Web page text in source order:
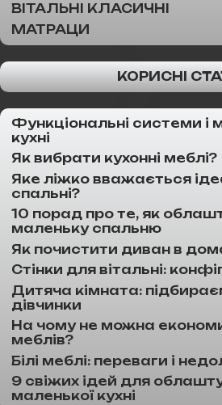
ВІТАЛЬНІ КЛАСИЧНІ
МАТРАЦИ
КОРИСНІ
Функціональні системи і
кухні
Як вибрати кухонні меблі?
Яке ліжко вважається
спальні?
10 порад про те, як
маленьку спальню
Як почистити диван в
Стінки для вітальні:
Дитяча кімната:
дівчинки
На чому не можна
меблів?
Білі меблі: переваги і
9 свіжих ідей для
маленької кухні